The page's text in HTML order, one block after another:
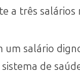
a três salários
salário
de